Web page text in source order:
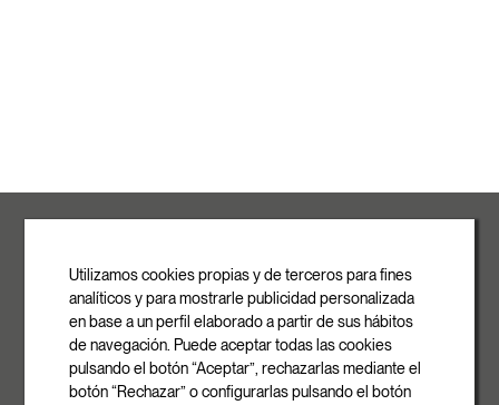
Ronda de la Font Grossa, 15 Pol. Ind. La Gavarra
08540 Centelles | Barcelona
E-mail
info@rovasi.com
Telefon
Utilizamos cookies propias y de terceros para fines
analíticos y para mostrarle publicidad personalizada
en base a un perfil elaborado a partir de sus hábitos
de navegación. Puede aceptar todas las cookies
pulsando el botón “Aceptar”, rechazarlas mediante el
botón “Rechazar” o configurarlas pulsando el botón